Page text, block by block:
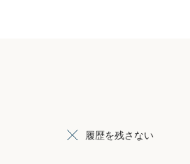
履歴を残さない